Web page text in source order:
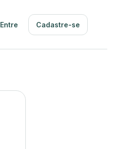
Entre Cadastre-se